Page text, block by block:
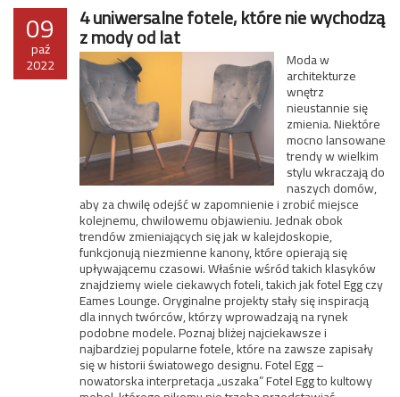
09
paź
2022
4 uniwersalne fotele, które nie wychodzą
z mody od lat
Moda w
architekturze
wnętrz
nieustannie się
zmienia. Niektóre
mocno lansowane
trendy w wielkim
stylu wkraczają do
naszych domów,
aby za chwilę odejść w zapomnienie i zrobić miejsce
kolejnemu, chwilowemu objawieniu. Jednak obok
trendów zmieniających się jak w kalejdoskopie,
funkcjonują niezmienne kanony, które opierają się
upływającemu czasowi. Właśnie wśród takich klasyków
znajdziemy wiele ciekawych foteli, takich jak fotel Egg czy
Eames Lounge. Oryginalne projekty stały się inspiracją
dla innych twórców, którzy wprowadzają na rynek
podobne modele. Poznaj bliżej najciekawsze i
najbardziej popularne fotele, które na zawsze zapisały
się w historii światowego designu. Fotel Egg –
nowatorska interpretacja „uszaka” Fotel Egg to kultowy